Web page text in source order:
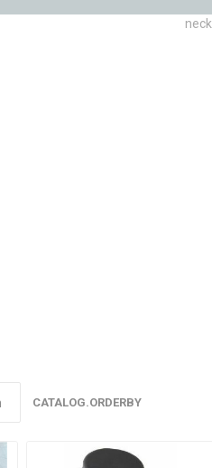
CATALOG.ORDERBY